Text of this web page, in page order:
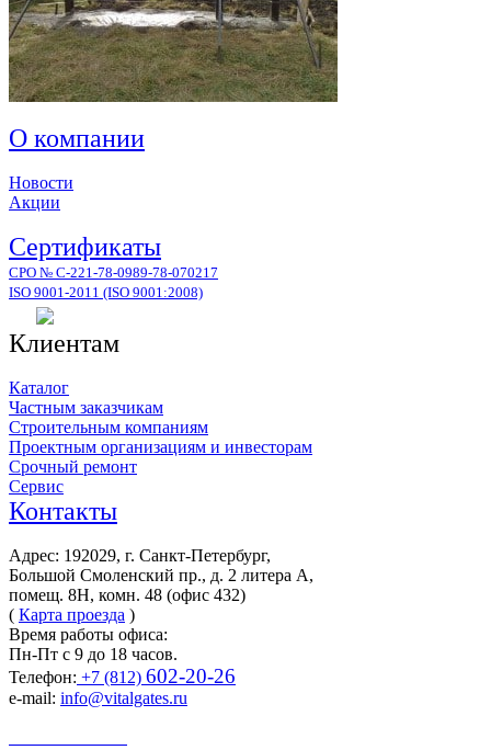
О компании
Новости
Акции
Сертификаты
СРО № С-221-78-0989-78-070217
ISO 9001-2011 (ISO 9001:2008)
Клиентам
Каталог
Частным заказчикам
Строительным компаниям
Проектным организациям и инвесторам
Срочный ремонт
Сервис
Контакты
Адрес: 192029, г. Санкт-Петербург,
Большой Смоленский пр., д. 2 литера А,
помещ. 8Н, комн. 48 (офис 432)
( Карта проезда )
Время работы офиса:
Пн-Пт с 9 до 18 часов.
Телефон: +7 (812) 602-20-26
e-mail: info@vitalgates.ru